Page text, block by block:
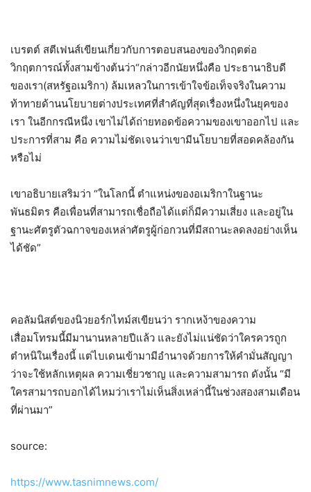
เบรตต์ สตีเฟนส์เขียนเกี่ยวกับการตอบสนองของวิกฤตต่อ
วิกฤตการณ์ทั้งสามข้างต้นว่า“กล่าวอีกนัยหนึ่งคือ ประธานาธิบดี
ของเรา(สหรัฐอเมริกา) ล้มเหลวในการเข้าใจข้อเท็จจริงในความ
ท้าทายด้านนโยบายต่างประเทศที่สำคัญที่สุดเรื่องหนึ่งในยุคของ
เรา ในอีกกรณีหนึ่ง เขาไม่ได้ถ่ายทอดข้อความของเขาออกไป และ
ประการที่สาม คือ ความไม่ชัดเจนว่าเขามีนโยบายที่สอดคล้องกัน
หรือไม่
เขาอธิบายเสริมว่า “ในโลกนี้ ตำแหน่งของอเมริกาในฐานะ
พันธมิตร คือเพื่อนที่สามารถเชื่อถือได้แต่ก็มีความเสี่ยง และอยู่ใน
ฐานะศัตรูตัวฉกาจของเหล่าศัตรูผู้ก่อกวนที่มีสถานะลดลงอย่างเห็น
ได้ชัด”
คอลัมนิสต์ของนิวยอร์กไทม์สเขียนว่า รากเหง้าของความ
เสื่อมโทรมนี้มีมานานหลายปีแล้ว และยังไม่แน่ชัดว่าใครควรถูก
ตำหนิในเรื่องนี้ แต่ไบเดนเข้ามามีอำนาจด้วยการให้คำมั่นสัญญา
ว่าจะใช้หลักเหตุผล ความเชี่ยวชาญ และความสามารถ ดังนั้น “มี
ใครสามารถบอกได้ไหมว่าเราไม่เห็นสิ่งเหล่านี้ในช่วงสองสามเดือน
ที่ผ่านมา”
source:
https://www.tasnimnews.com/